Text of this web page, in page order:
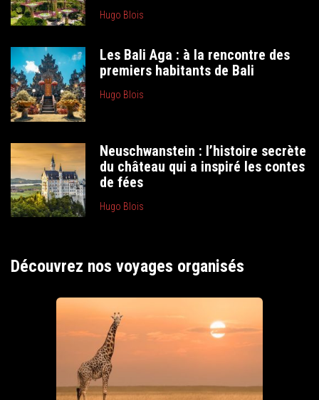
Hugo Blois
Les Bali Aga : à la rencontre des
premiers habitants de Bali
Hugo Blois
Neuschwanstein : l’histoire secrète
du château qui a inspiré les contes
de fées
Hugo Blois
Découvrez nos voyages organisés